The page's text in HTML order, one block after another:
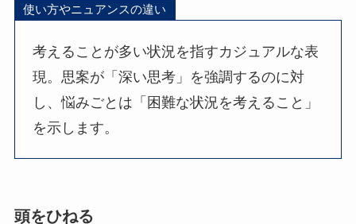
使い方やニュアンスの違い
考えることが多い状況を指すカジュアルな表
現。思案が「深い思考」を強調するのに対
し、悩みごとは「困難な状況を考えること」
を示します。
頭をひねる